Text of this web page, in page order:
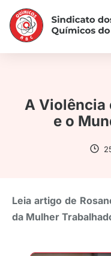
A Violência
e o
Leia artigo de
da Mulher